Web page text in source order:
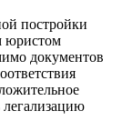
постройки
юристом
документов
легализацию